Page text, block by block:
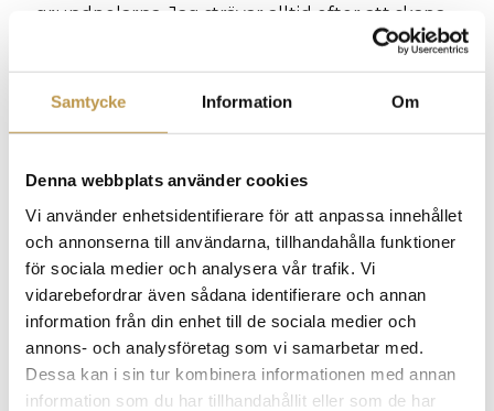
Samtycke Information Om
Denna webbplats använder cookies
Vi använder enhetsidentifierare för att anpassa innehållet
och annonserna till användarna, tillhandahålla funktioner
för sociala medier och analysera vår trafik. Vi
vidarebefordrar även sådana identifierare och annan
information från din enhet till de sociala medier och
annons- och analysföretag som vi samarbetar med.
Dessa kan i sin tur kombinera informationen med annan
information som du har tillhandahållit eller som de har
grundpelarna. Jag strävar alltid efter att skapa
mervärde och bygga en stark grund genom att
Vad ser du mest fram emot att arbeta med
kunskaper och utvecklas tillsammans med
mina oerhört duktiga och kompetenta kollegor
här på Human Capital. Att få vara en del av ett
ledande företag inom Executive search för
högsta chefsnivå inom offentlig sektor är både
inspirerande och givande. Jag ser fram emot att
bidra till samhällsnytta och skapa långsiktigt
mervärde för både kunder och kandidater. Jag